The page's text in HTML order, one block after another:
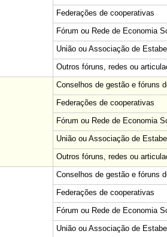
Federações de cooperativas
Fórum ou Rede de Economia
União ou Associação de
Outros fóruns, redes ou
Conselhos de gestão e fóruns
Federações de cooperativas
Fórum ou Rede de Economia
União ou Associação de
Outros fóruns, redes ou
Conselhos de gestão e fóruns
Federações de cooperativas
Fórum ou Rede de Economia
União ou Associação de